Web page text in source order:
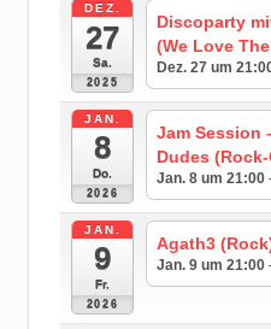
DEZ.
27
Sa.
2025
Discoparty
(We Love The
Dez. 27 um
JAN.
8
Do.
2026
Jam Session
Dudes
Jan. 8 um 21:00
JAN.
9
Fr.
2026
Agath3
Jan. 9 um 21:00